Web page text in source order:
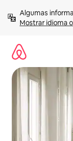
para
Mostrar idioma